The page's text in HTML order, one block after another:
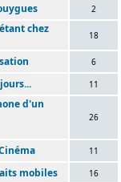
2
chez
18
6
11
d'un
26
11
mobiles 16